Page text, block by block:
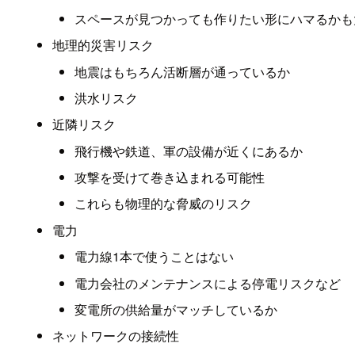
スペースが見つかっても作りたい形にハマるか
地理的災害リスク
地震はもちろん活断層が通っているか
洪水リスク
近隣リスク
飛行機や鉄道、軍の設備が近くにあるか
攻撃を受けて巻き込まれる可能性
これらも物理的な脅威のリスク
電力
電力線1本で使うことはない
電力会社のメンテナンスによる停電リスクなど
変電所の供給量がマッチしているか
ネットワークの接続性